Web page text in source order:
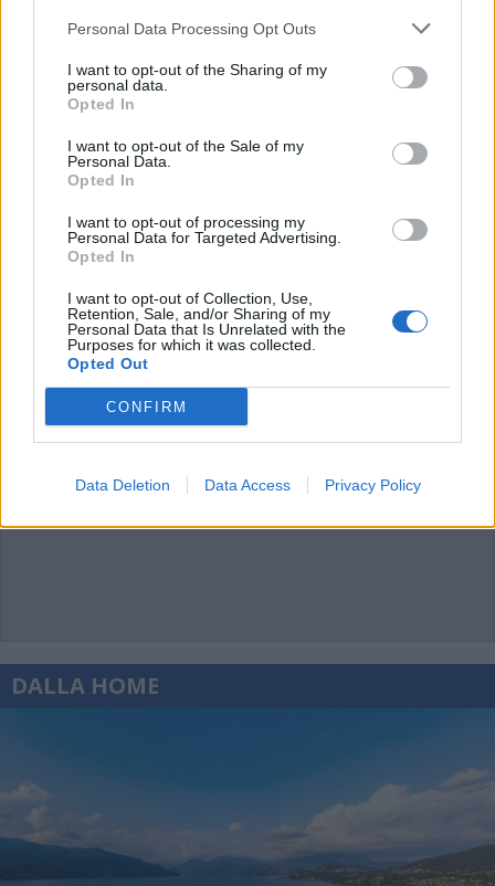
Personal Data Processing Opt Outs
I want to opt-out of the Sharing of my
personal data.
Opted In
I want to opt-out of the Sale of my
Personal Data.
Opted In
I want to opt-out of processing my
Personal Data for Targeted Advertising.
Opted In
I want to opt-out of Collection, Use,
Retention, Sale, and/or Sharing of my
Personal Data that Is Unrelated with the
Purposes for which it was collected.
Opted Out
CONFIRM
Data Deletion Data Access Privacy Policy
DALLA HOME